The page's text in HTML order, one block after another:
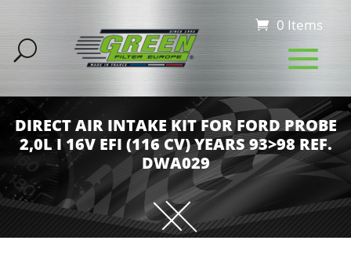
0 Items
DIRECT AIR INTAKE KIT FOR FORD PROBE
2,0L I 16V EFI (116 CV) YEARS 93>98 REF.
DWA029